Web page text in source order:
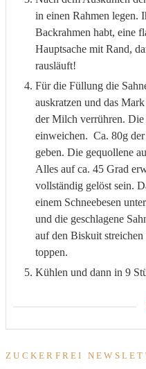
in einen Rahmen legen.
Backrahmen habt, eine
Hauptsache mit Rand,
rausläuft!
Für die Füllung die
auskratzen und das
der Milch verrühren. Die
einweichen. Ca. 80g
geben. Die gequollene
Alles auf ca. 45 Grad
vollständig gelöst sein.
einem Schneebesen
und die geschlagene
auf den Biskuit
toppen.
Kühlen und dann in 9
ZUCKERFREI